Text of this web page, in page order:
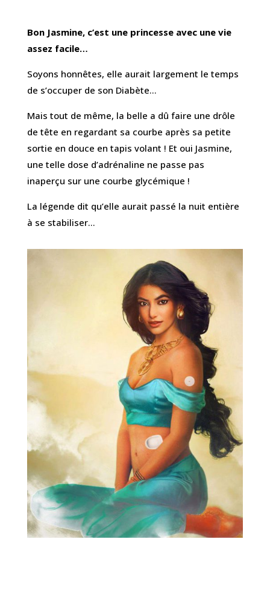
Bon Jasmine, c’est une princesse avec une vie
assez facile…
Soyons honnêtes, elle aurait largement le temps
de s’occuper de son Diabète…
Mais tout de même, la belle a dû faire une drôle
de tête en regardant sa courbe après sa petite
sortie en douce en tapis volant ! Et oui Jasmine,
une telle dose d’adrénaline ne passe pas
inaperçu sur une courbe glycémique !
La légende dit qu’elle aurait passé la nuit entière
à se stabiliser…